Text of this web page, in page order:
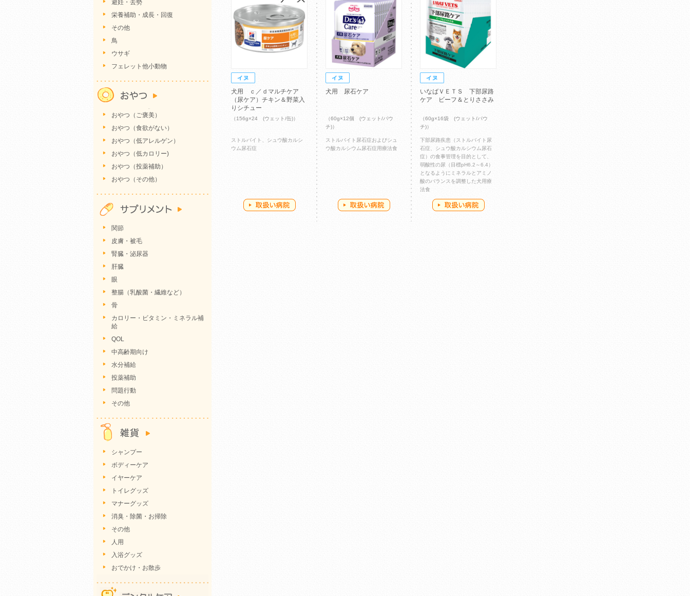
犬用 ｃ／ｄマルチケア
（尿ケア）チキン＆野菜入
りシチュー
（156g×24 (ウェット/缶)）
ストルバイト、シュウ酸カルシ
ウム尿石症
犬用 尿石ケア
（60g×12個 (ウェット/パウ
チ)）
ストルバイト尿石症およびシュ
ウ酸カルシウム尿石症用療法食
いなばＶＥＴＳ 下部尿路
ケア ビーフ＆とりささみ
（60g×16袋 (ウェット/パウ
チ)）
下部尿路疾患（ストルバイト尿
石症、シュウ酸カルシウム尿石
症）の食事管理を目的として、
弱酸性の尿（目標pH6.2～6.4）
となるようにミネラルとアミノ
酸のバランスを調整した犬用療
法食
避妊・去勢
栄養補助・成長・回復
その他
鳥
ウサギ
フェレット他小動物
おやつ（ご褒美）
おやつ（食欲がない）
おやつ（低アレルゲン）
おやつ（低カロリー)
おやつ（投薬補助）
おやつ（その他）
関節
皮膚・被毛
腎臓・泌尿器
肝臓
眼
整腸（乳酸菌・繊維など）
骨
カロリー・ビタミン・ミネラル補
給
QOL
中高齢期向け
水分補給
投薬補助
問題行動
その他
シャンプー
ボディーケア
イヤーケア
トイレグッズ
マナーグッズ
消臭・除菌・お掃除
その他
人用
入浴グッズ
おでかけ・お散歩